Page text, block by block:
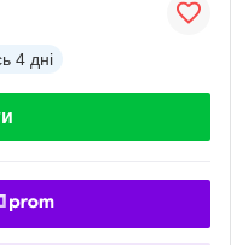
4 дні